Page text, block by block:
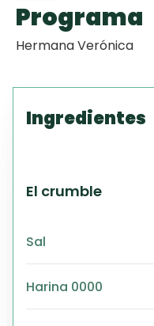
Programa
Hermana Verónica
Ingredientes
El crumble
Sal
Harina 0000